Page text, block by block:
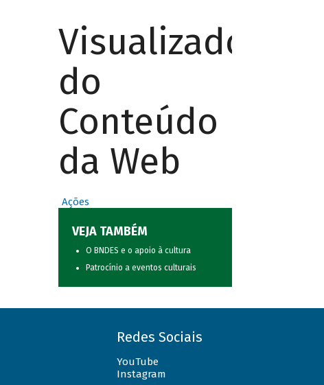
Visualizador
do
Conteúdo
da Web
Ações
VEJA TAMBÉM
O BNDES e o apoio à cultura
Patrocínio a eventos culturais
Redes Sociais
YouTube
Instagram